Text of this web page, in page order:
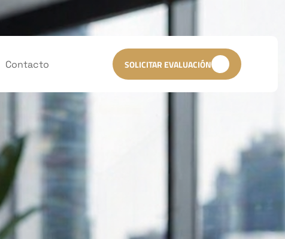
Contacto SOLICITAR EVALUACIÓN